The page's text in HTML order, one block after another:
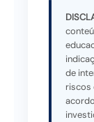
de
riscos